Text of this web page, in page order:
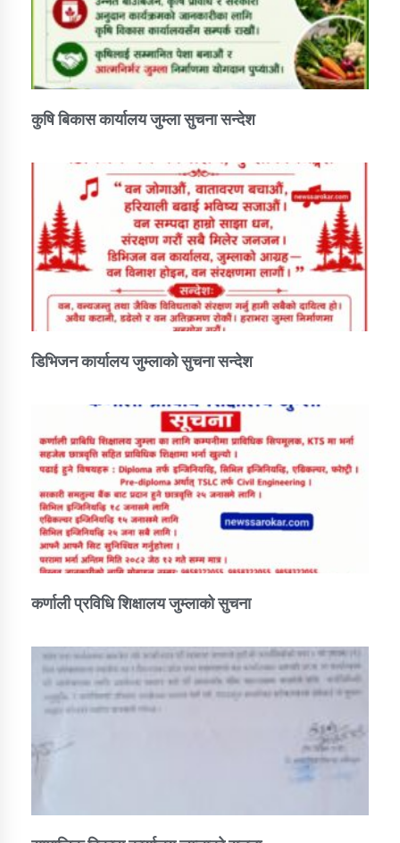
तातोपानी गाउँपालिका जुम्लाको बालविवाह सन्देश
तातोपानी गाउँपालिका जुम्लाको सूचना
तातोपानी गाउँपालिका जुम्लाको सूचना
कुषि बिकास कार्यालय जुम्ला सुचना सन्देश
डिभिजन कार्यालय जुम्लाको सुचना सन्देश
कर्णाली प्रविधि शिक्षालय जुम्लाको सुचना